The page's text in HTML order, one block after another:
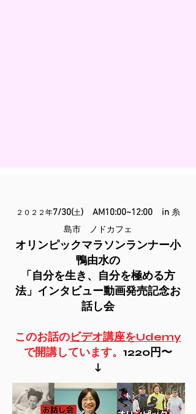
２０２２年7/30(土) AM10:00~12:00 in 糸
島市 ノドカフェ
オリンピックマラソンランナー小
鴨由水の
「自分を生き、自分を極める方
法」インタビュー動画発売記念お
話し会
このお話のビデオ講座をUdemy
で開講しています。 1220円〜
​↓